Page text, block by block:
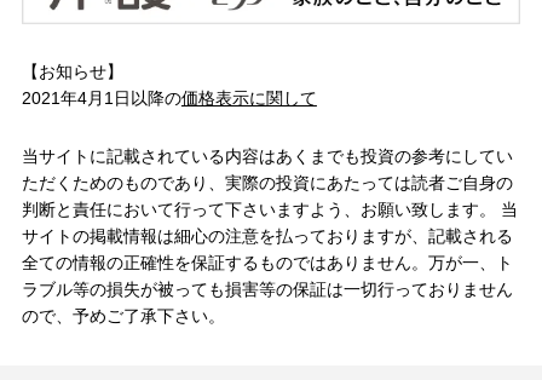
【お知らせ】
2021年4月1日以降の価格表示に関して
当サイトに記載されている内容はあくまでも投資の参考にしてい
ただくためのものであり、実際の投資にあたっては読者ご自身の
判断と責任において行って下さいますよう、お願い致します。 当
サイトの掲載情報は細心の注意を払っておりますが、記載される
全ての情報の正確性を保証するものではありません。万が一、ト
ラブル等の損失が被っても損害等の保証は一切行っておりません
ので、予めご了承下さい。